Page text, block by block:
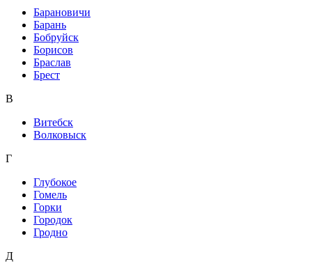
Барановичи
Барань
Бобруйск
Борисов
Браслав
Брест
В
Витебск
Волковыск
Г
Глубокое
Гомель
Горки
Городок
Гродно
Д